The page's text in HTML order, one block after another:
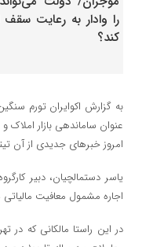
به گزارش اکوایران تورم
عنوان ساماندهی بازار
امروز خبرهای جدیدی از آن
یاسر دستمالچیان، دبیر
اجاره مشمول معافیت